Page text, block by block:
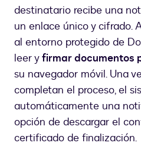
destinatario recibe una
un enlace único y cifrado.
al entorno protegido de
leer yfirmar documentos
su navegador móvil. Una
completan el proceso, el
automáticamente una
opción de descargar el
certificado de finalización.